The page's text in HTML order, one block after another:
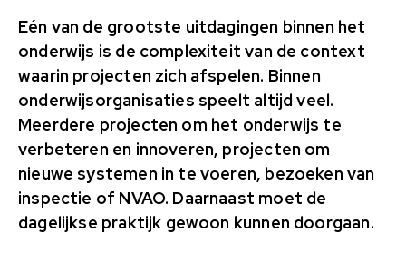
Eén van de grootste uitdagingen binnen het
onderwijs is de complexiteit van de context
waarin projecten zich afspelen. Binnen
onderwijsorganisaties speelt altijd veel.
Meerdere projecten om het onderwijs te
verbeteren en innoveren, projecten om
nieuwe systemen in te voeren, bezoeken van
inspectie of NVAO. Daarnaast moet de
dagelijkse praktijk gewoon kunnen doorgaan.